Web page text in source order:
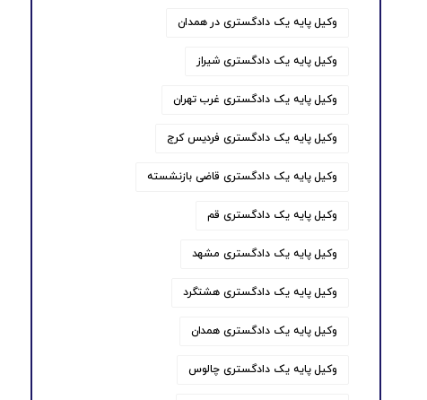
وکیل پایه یک دادگستری در همدان
وکیل پایه یک دادگستری شیراز
وکیل پایه یک دادگستری غرب تهران
وکیل پایه یک دادگستری فردیس کرج
وکیل پایه یک دادگستری قاضی بازنشسته
وکیل پایه یک دادگستری قم
وکیل پایه یک دادگستری مشهد
وکیل پایه یک دادگستری هشتگرد
وکیل پایه یک دادگستری همدان
وکیل پایه یک دادگستری چالوس